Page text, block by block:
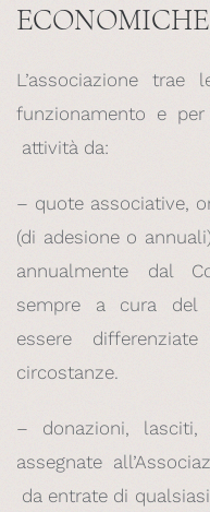
ECONOMICHE
L’associazione
funzionamento e
attività da:
– quote associative,
(di adesione o
annualmente dal
sempre a cura del
essere
circostanze.
– donazioni, lasciti,
assegnate
da entrate di